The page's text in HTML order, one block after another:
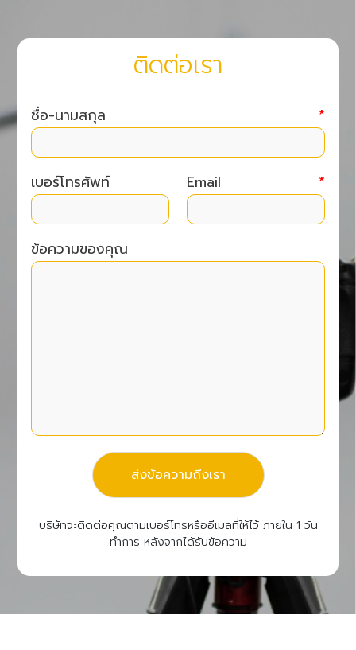
ติดต่อเรา
ชื่อ-นามสกุล *
เบอร์โทรศัพท์ Email *
ข้อความของคุณ
ส่งข้อความถึงเรา
บริษัทจะติดต่อคุณตามเบอร์โทรหรืออีเมลที่ให้ไว้ ภายใน 1 วัน
ทำการ หลังจากได้รับข้อความ